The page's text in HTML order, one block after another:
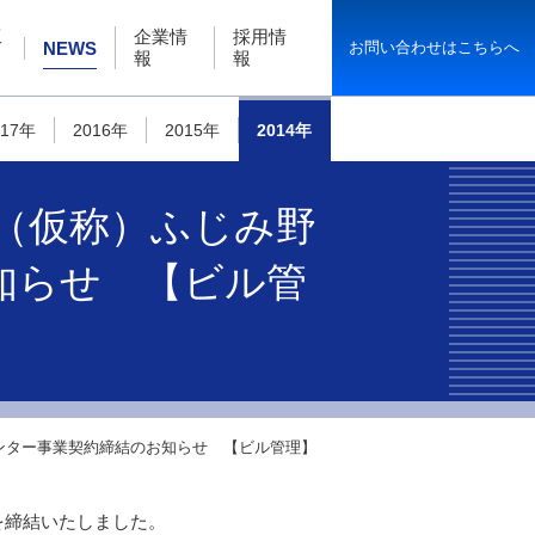
NEWS
企業情
報
採用情
報
お問い合わせはこちらへ
年 2016年 2015年 2014年
仮称）ふじみ野
らせ 【ビル管
ー事業契約締結のお知らせ 【ビル管理】
結いたしました。